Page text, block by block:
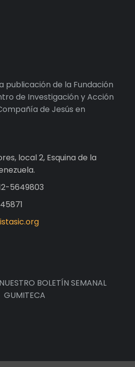
publicación de la Fundación
de Investigación y Acción
de Jesús en
local 2, Esquina de la
5649803
BOLETÍN SEMANAL
GUMITECA